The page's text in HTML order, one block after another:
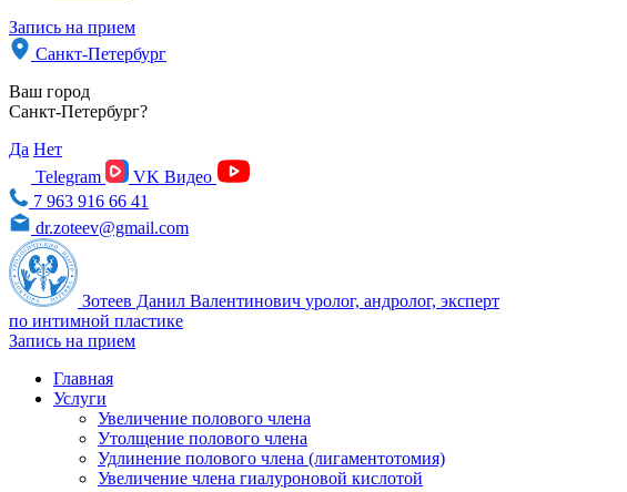
Запись на прием
Санкт-Петербург
Ваш город
Санкт-Петербург?
Да Нет
Telegram
VK Видео
7 963 916 66 41
dr.zoteev@gmail.com
Зотеев Данил Валентинович уролог, андролог, эксперт
по интимной пластике
Запись на прием
Главная
Услуги
Увеличение полового члена
Утолщение полового члена
Удлинение полового члена (лигаментотомия)
Увеличение члена гиалуроновой кислотой